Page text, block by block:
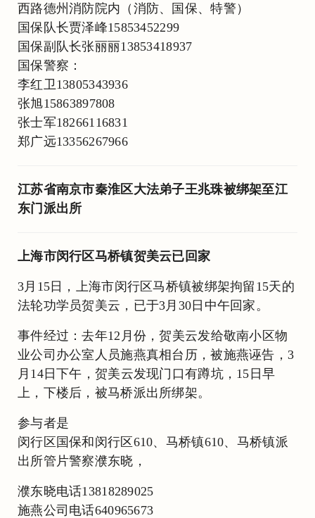
西路德州消防院内（消防、国保、特警）
国保队长贾泽峰15853452299
国保副队长张丽丽13853418937
国保警察：
李红卫13805343936
张旭15863897808
张士军18266116831
郑广远13356267966
江苏省南京市秦淮区大法弟子王兆珠被绑架至江
东门派出所
上海市闵行区马桥镇贺美云已回家
3月15日，上海市闵行区马桥镇被绑架拘留15天的
法轮功学员贺美云，已于3月30日中午回家。
事件经过：去年12月份，贺美云发给敬南小区物
业公司办公室人员施燕真相台历，被施燕诬告，3
月14日下午，贺美云发现门口有蹲坑，15日早
上，下楼后，被马桥派出所绑架。
参与者是
闵行区国保和闵行区610、马桥镇610、马桥镇派
出所管片警察濮东晓，
濮东晓电话13818289025
施燕公司电话640965673